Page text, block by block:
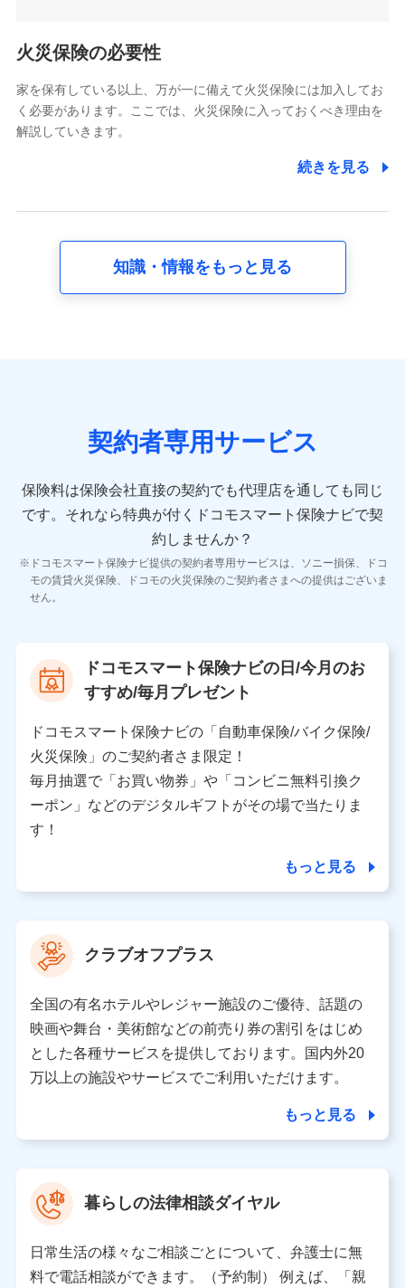
電話対応の品質向上およびお問合せ内容の正確な把握のため
6.採用応募者の個人情報
採用選考および入社手続を実施するため
8.取引先個人情報
取引先としての選定業務、営業情報の提供業務、契約締結手
10.受託業務の 個人情報
11.マイカー通勤管理クラウド並びに法人向けASPサー
ビスに関してのお問い合わせ情報
各種お問い合わせに対応するため
当社のサービスに関する情報提供や、皆様に有用なお知らせ
をお送りするため
当社の対応品質向上やお問い合わせ内容の正確な把握のため
個人情報保護管理者の職名、連絡先
〒103-0013 東京都中央区日本橋人形町2-14-10 アー
バンネット日本橋ビル 3F
株式会社ドコモ・インシュアランス
個人情報の第三者提供について
当社は利用目的の達成に必要な範囲内において個人情報
の取り扱いの全部または一部を委託する場合がありま
す。
個人データの共同利用
当社は株式会社NTTドコモとの間で、以下のとおり個
人データを共同利用します。
氏名、電話番号、メールアドレス、お客さまの識別子、属
性、連絡先、dポイントサービスのご利用に関する情報。例
として、dポイントカード番号、性別、年齢、家族構成、住
所、dポイント残高、dポイント利用履歴などが含まれます。
利用情報
当社又は株式会社NTTドコモが提供する各種サービスなどの
火災保険の必要性
家を保有している以上、万が一に備えて火災保険には加入してお
く必要があります。ここでは、火災保険に入っておくべき理由を
解説していきます。
続きを見る
知識・情報をもっと見る
契約者専用サービス
保険料は保険会社直接の契約でも代理店を通しても同じ
です。 それなら特典が付くドコモスマート保険ナビで契
約しませんか？
ドコモスマート保険ナビ提供の契約者専用サービスは、ソニー損保、ドコ
モの賃貸火災保険、ドコモの火災保険のご契約者さまへの提供はございま
せん。
ドコモスマート保険ナビの日/今月のお
すすめ/毎月プレゼント
ドコモスマート保険ナビの「自動車保険/バイク保険/
火災保険」のご契約者さま限定！
毎月抽選で「お買い物券」や「コンビニ無料引換ク
ーポン」などのデジタルギフトがその場で当たりま
す！
もっと見る
クラブオフプラス
全国の有名ホテルやレジャー施設のご優待、話題の
映画や舞台・美術館などの前売り券の割引をはじめ
とした各種サービスを提供しております。国内外20
万以上の施設やサービスでご利用いただけます。
もっと見る
暮らしの法律相談ダイヤル
日常生活の様々なご相談ごとについて、弁護士に無
料で電話相談ができます。（予約制） 例えば、「親